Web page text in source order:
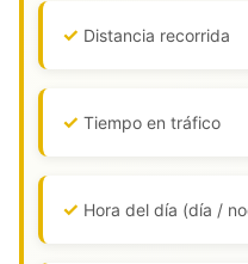
Distancia recorrida
Tiempo en tráfico
Hora del día (día /